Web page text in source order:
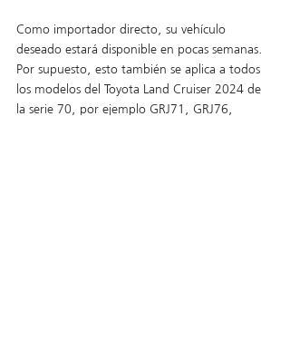
Como importador directo, su vehículo
deseado estará disponible en pocas semanas.
Por supuesto, esto también se aplica a todos
los modelos del Toyota Land Cruiser 2024 de
la serie 70, por ejemplo GRJ71, GRJ76,